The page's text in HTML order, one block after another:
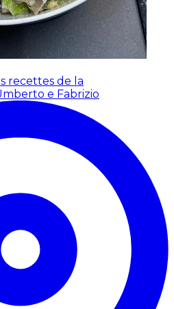
recettes de la
e Fabrizio